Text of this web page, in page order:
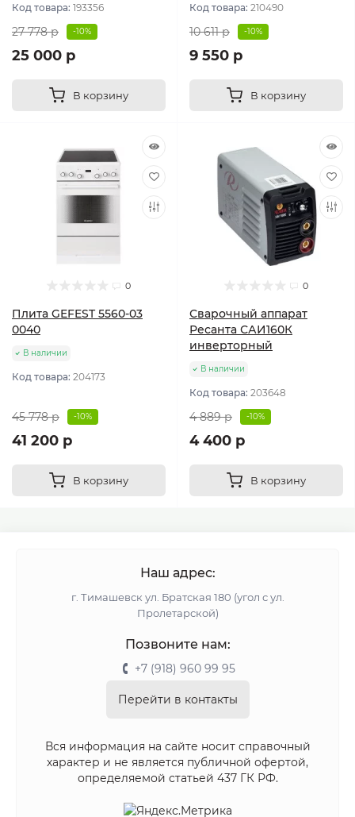
Код товара: 193356
27 778 р -10%
25 000 р
В корзину
Код товара: 210490
10 611 р -10%
9 550 р
В корзину
0
Плита GEFEST 5560-03
0040
В наличии
Код товара: 204173
45 778 р -10%
41 200 р
В корзину
0
Сварочный аппарат
Ресанта САИ160К
инверторный
В наличии
Код товара: 203648
4 889 р -10%
4 400 р
В корзину
Наш адрес:
г. Тимашевск ул. Братская 180 (угол с ул.
Пролетарской)
Позвоните нам:
+7 (918) 960 99 95
Перейти в контакты
Вся информация на сайте носит справочный
характер и не является публичной офертой,
определяемой статьей 437 ГК РФ.